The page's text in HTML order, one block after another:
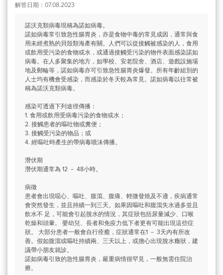
解答日期：07.08.2023
諾沃克類病毒現稱為諾如病毒。
諾如病毒常引致急性腸胃炎，亦是食物中毒的常見成因，通常與食
用未經煮熟的貝殼類海產有關。人們可以從接觸被感染的人，食用
或飲用受污染的食物或水，或通過接觸受污染的物件表面感染諾如
病毒。在人多聚集的地方，如學校、安老院舍、酒店、遊戲設施場
地及郵輪等，諾如病毒亦可引致急性腸胃炎爆發。所有年齡組別的
人士均有機會受感染，而感染於冬天較為常見。諾如病毒以往常被
稱為諾沃克類病毒。
感染可透過下列途徑傳播：
1. 食用或飲用受病毒污染的食物或水；
2. 接觸患者的嘔吐物或糞便；
3. 接觸受污染的物品；或
4. 經嘔吐時產生的帶病毒噴沫傳播。
潛伏期
潛伏期通常為 12 － 48小時。
病徵
患者會出現噁心、嘔吐、腹瀉、腹痛、輕微發燒及不適，疾病通常
會突然發生，並且持續一到三天。如果因嘔吐和腹瀉失水過多並且
飲水不 足，可能會引起脫水的情況，其症狀包括尿量減少、口喉
乾燥和頭暈。 嬰幼兒、長者和免疫力低下者更有可能出現這些症
狀。 大部分患者一般會自行痊癒，症狀通常在1 － 3天內有所改
善。假如腹瀉或嘔吐持續兩、三天以上，或擔心出現脫水癥狀，建
議帶小朋友就診。
諾如病毒引致的急性腸胃炎，嚴重病情很罕見，一般無需住院治
療。